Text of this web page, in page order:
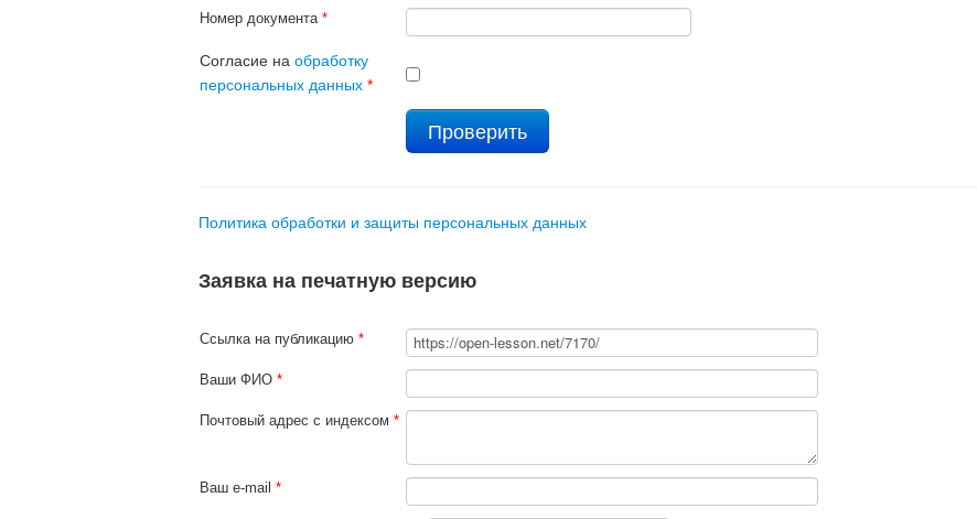
Номер документа *
Согласие на обработку
персональных данных *
Политика обработки и защиты персональных данных
Заявка на печатную версию
Ссылка на публикацию *
Ваши ФИО *
Почтовый адрес с индексом *
Ваш e-mail *